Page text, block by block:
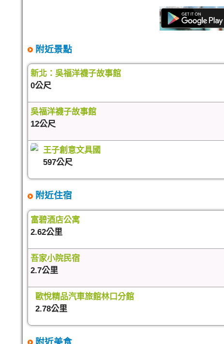
附近景點
新北：吳福洋襪子故事館
0公尺
吳福洋襪子故事館
12公尺
王子創意文具國
597公尺
附近住宿
富碧酒店公寓
2.62公里
吾家小院民宿
2.7公里
歐悅精品汽車旅館林口分館
附近美食